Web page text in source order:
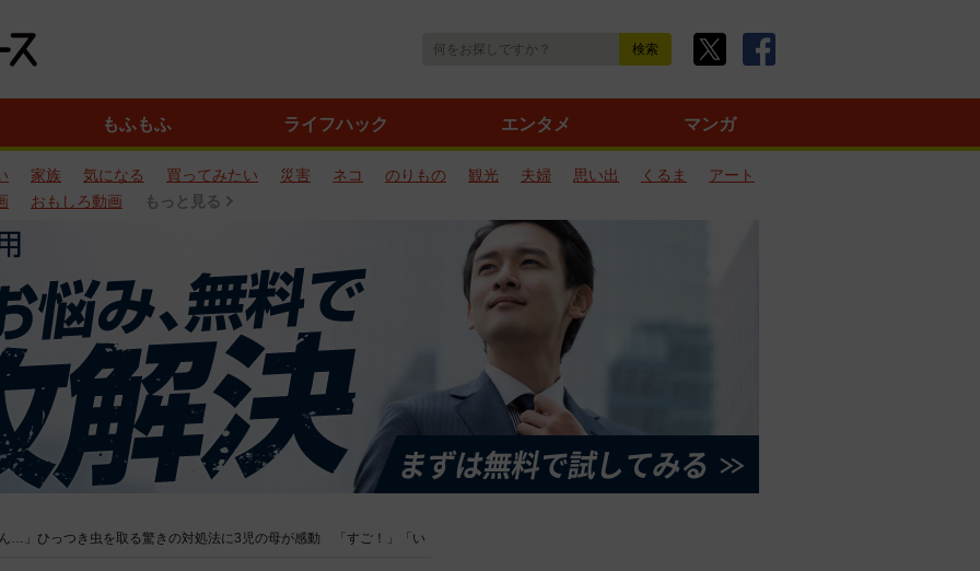
もふもふ ライフハック エンタメ マンガ
家族 気になる 買ってみたい 災害 ネコ のりもの 観光 夫婦 思い出 くるま
アート
おもしろ動画 もっと見る
…」ひっつき虫を取る驚きの対処法に3児の母が感動 「すご！」「い